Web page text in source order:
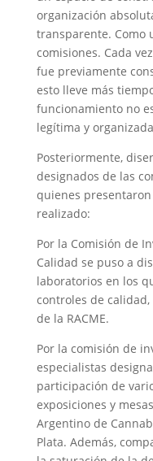
organización
transparente. Como
comisiones. Cada
fue previamente
esto lleve más
funcionamiento no
legítima y
Posteriormente,
designados de las
quienes
realizado:
Por la Comisión de
Calidad se puso a
laboratorios en los
controles de
de la RACME.
Por la comisión de
especialistas
participación de
exposiciones y
Argentino de
Plata. Además,